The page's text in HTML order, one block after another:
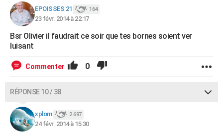
EPOISSES 21 164
23 févr. 2014 à 22:17
Bsr Olivier il faudrait ce soir que tes bornes soient ver
luisant
Commenter 0
RÉPONSE 10 / 38
xplom 2 697
24 févr. 2014 à 15:30